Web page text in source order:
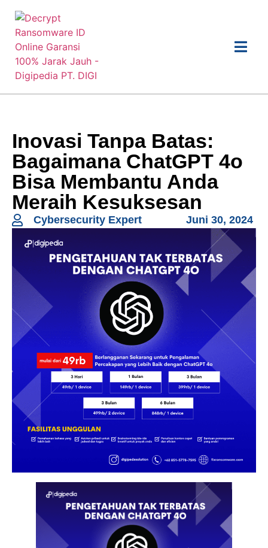
Inovasi Tanpa Batas:
Bagaimana ChatGPT 4o
Bisa Membantu Anda
Meraih Kesuksesan
Cybersecurity Expert Juni 30, 2024